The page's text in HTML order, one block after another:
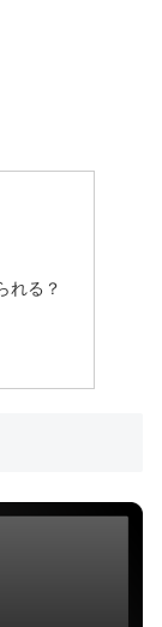
れる？